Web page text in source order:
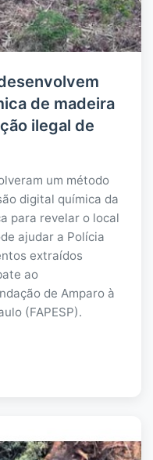
de madeira
ilegal de
um método
digital química da
para revelar o local
ajudar a Polícia
extraídos
ao
de Amparo à
(FAPESP).